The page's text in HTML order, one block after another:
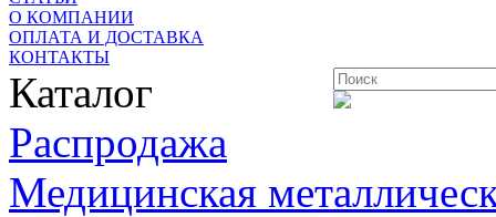
О КОМПАНИИ
ОПЛАТА И ДОСТАВКА
КОНТАКТЫ
Каталог
Распродажа
Медицинская